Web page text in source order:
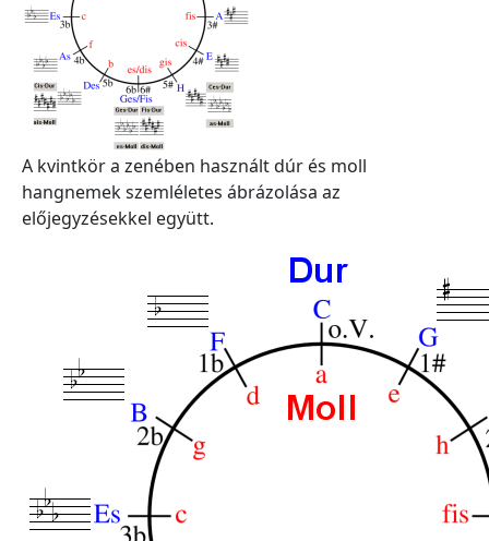
A kvintkör a zenében használt dúr és moll
hangnemek szemléletes ábrázolása az
előjegyzésekkel együtt.